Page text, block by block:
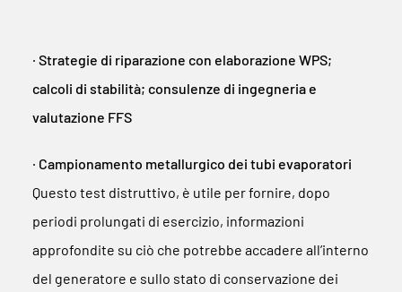
∙ Strategie di riparazione con elaborazione WPS;
calcoli di stabilità; consulenze di ingegneria e
valutazione FFS
∙ Campionamento metallurgico dei tubi evaporatori
Questo test distruttivo, è utile per fornire, dopo
periodi prolungati di esercizio, informazioni
approfondite su ciò che potrebbe accadere all’interno
del generatore e sullo stato di conservazione dei